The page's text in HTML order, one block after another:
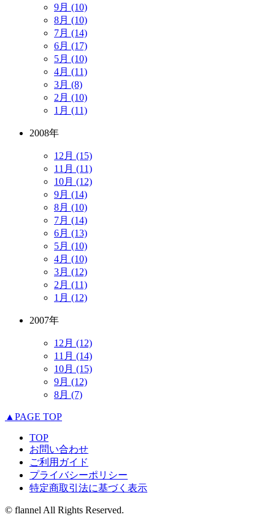
9月 (10)
8月 (10)
7月 (14)
6月 (17)
5月 (10)
4月 (11)
3月 (8)
2月 (10)
1月 (11)
2008年
12月 (15)
11月 (11)
10月 (12)
9月 (14)
8月 (10)
7月 (14)
6月 (13)
5月 (10)
4月 (10)
3月 (12)
2月 (11)
1月 (12)
2007年
12月 (12)
11月 (14)
10月 (15)
9月 (12)
8月 (7)
▲PAGE TOP
TOP
お問い合わせ
ご利用ガイド
プライバシーポリシー
特定商取引法に基づく表示
© flannel All Rights Reserved.